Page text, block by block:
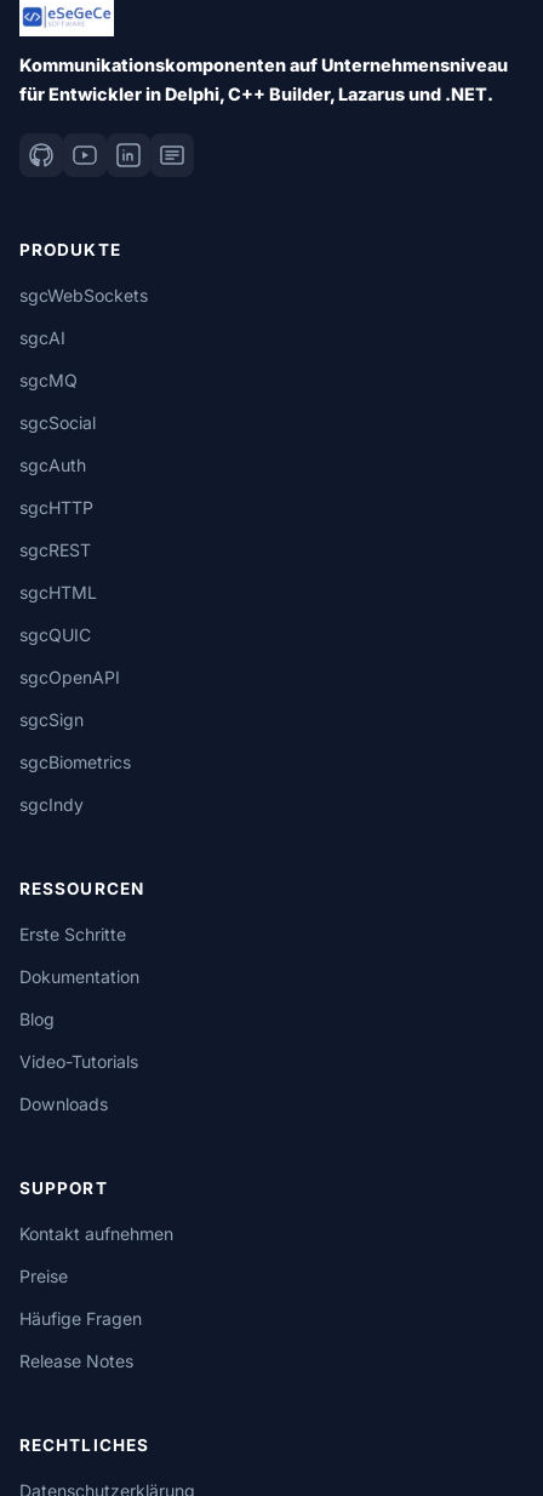
Kommunikationskomponenten auf Unternehmensniveau
für Entwickler in Delphi, C++ Builder, Lazarus und .NET.
PRODUKTE
sgcWebSockets
sgcAI
sgcMQ
sgcSocial
sgcAuth
sgcHTTP
sgcREST
sgcHTML
sgcQUIC
sgcOpenAPI
sgcSign
sgcBiometrics
sgcIndy
RESSOURCEN
Erste Schritte
Dokumentation
Blog
Video-Tutorials
Downloads
SUPPORT
Kontakt aufnehmen
Preise
Häufige Fragen
Release Notes
RECHTLICHES
Datenschutzerklärung